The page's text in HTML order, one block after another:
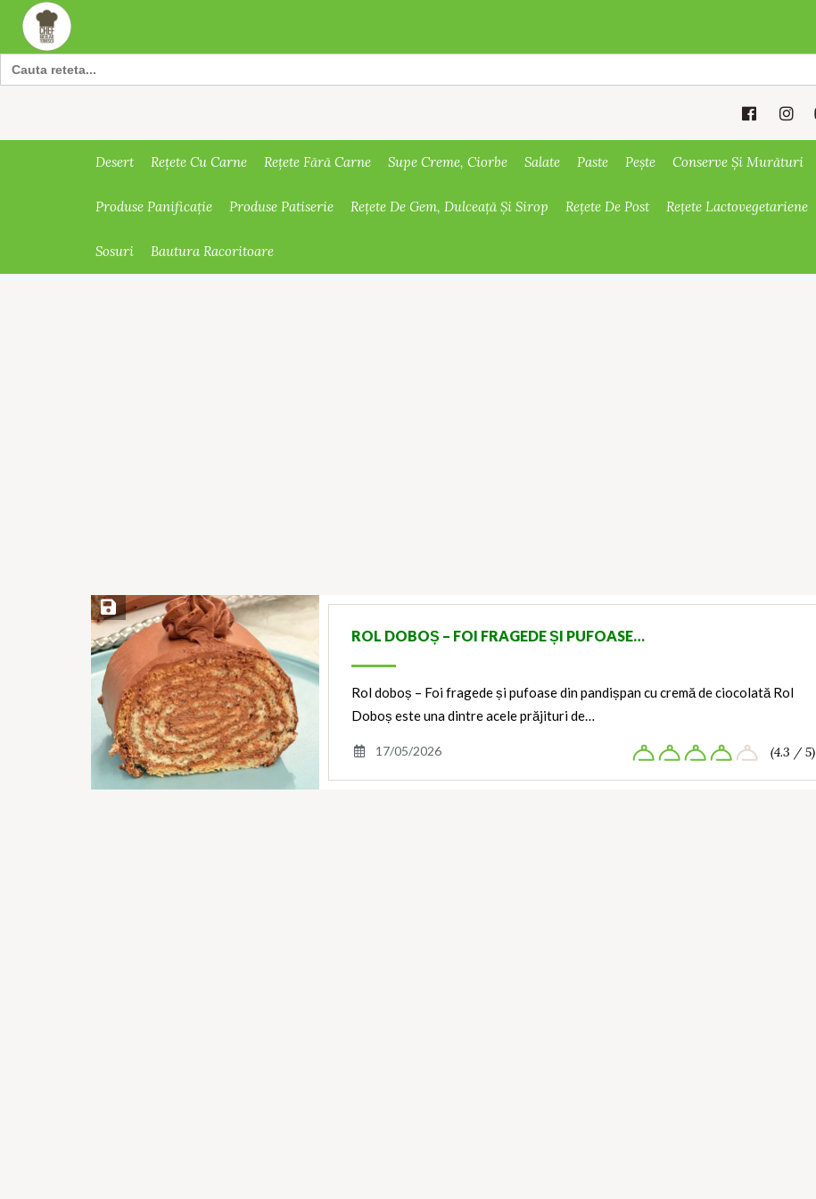
Search
for:
Desert Rețete Cu Carne Rețete Fără Carne Supe Creme, Ciorbe Salate Paste Pește Conserve Și Murături
Produse Panificație Produse Patiserie Rețete De Gem, Dulceață Și Sirop Rețete De Post Rețete Lactovegetariene
Sosuri Bautura Racoritoare
Save Recipe
ROL DOBOȘ – FOI FRAGEDE ȘI PUFOASE…
Rol doboș – Foi fragede și pufoase din pandișpan cu cremă de ciocolată Rol
Doboș este una dintre acele prăjituri de…
17/05/2026 (4.3 / 5)